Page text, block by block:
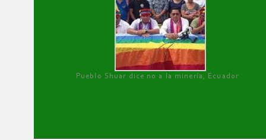
Pueblo Shuar dice no a la minería, Ecuador